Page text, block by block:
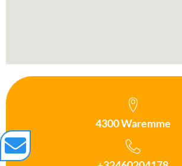
4300 Waremme